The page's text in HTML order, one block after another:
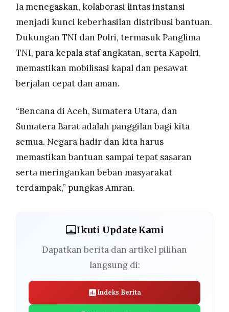
Ia menegaskan, kolaborasi lintas instansi
menjadi kunci keberhasilan distribusi bantuan.
Dukungan TNI dan Polri, termasuk Panglima
TNI, para kepala staf angkatan, serta Kapolri,
memastikan mobilisasi kapal dan pesawat
berjalan cepat dan aman.
“Bencana di Aceh, Sumatera Utara, dan
Sumatera Barat adalah panggilan bagi kita
semua. Negara hadir dan kita harus
memastikan bantuan sampai tepat sasaran
serta meringankan beban masyarakat
terdampak,” pungkas Amran.
Ikuti Update Kami
Dapatkan berita dan artikel pilihan
langsung di:
Indeks Berita